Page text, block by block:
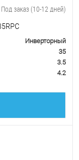
Под заказ (10-12 дней)
Инверторный
35
3.5
4.2